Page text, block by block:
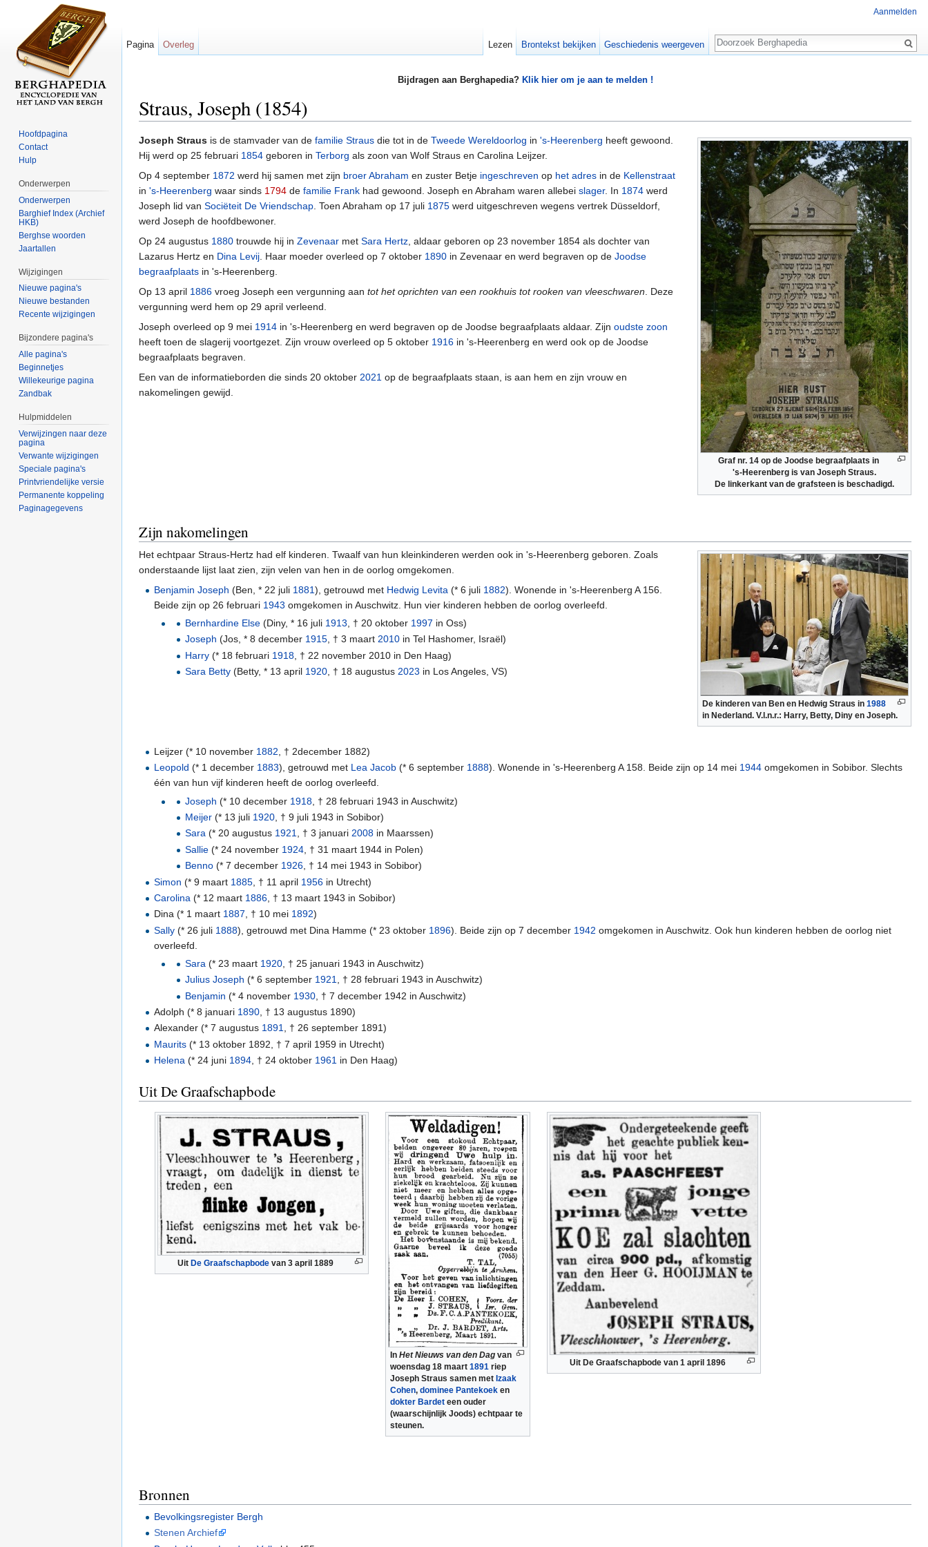
Bijdragen aan Berghapedia? Klik hier om je aan te melden !
Straus, Joseph (1854)
Graf nr. 14 op de Joodse begraafplaats in
's-Heerenberg is van Joseph Straus.
De linkerkant van de grafsteen is beschadigd.
Joseph Straus is de stamvader van de familie Straus die tot in de Tweede Wereldoorlog in 's-Heerenberg heeft gewoond.
Hij werd op 25 februari 1854 geboren in Terborg als zoon van Wolf Straus en Carolina Leijzer.
Op 4 september 1872 werd hij samen met zijn broer Abraham en zuster Betje ingeschreven op het adres in de Kellenstraat
in 's-Heerenberg waar sinds 1794 de familie Frank had gewoond. Joseph en Abraham waren allebei slager. In 1874 werd
Joseph lid van Sociëteit De Vriendschap. Toen Abraham op 17 juli 1875 werd uitgeschreven wegens vertrek Düsseldorf,
werd Joseph de hoofdbewoner.
Op 24 augustus 1880 trouwde hij in Zevenaar met Sara Hertz, aldaar geboren op 23 november 1854 als dochter van
Lazarus Hertz en Dina Levij. Haar moeder overleed op 7 oktober 1890 in Zevenaar en werd begraven op de Joodse
begraafplaats in 's-Heerenberg.
Op 13 april 1886 vroeg Joseph een vergunning aan tot het oprichten van een rookhuis tot rooken van vleeschwaren. Deze
vergunning werd hem op 29 april verleend.
Joseph overleed op 9 mei 1914 in 's-Heerenberg en werd begraven op de Joodse begraafplaats aldaar. Zijn oudste zoon
heeft toen de slagerij voortgezet. Zijn vrouw overleed op 5 oktober 1916 in 's-Heerenberg en werd ook op de Joodse
begraafplaats begraven.
Een van de informatieborden die sinds 20 oktober 2021 op de begraafplaats staan, is aan hem en zijn vrouw en
nakomelingen gewijd.
Zijn nakomelingen
De kinderen van Ben en Hedwig Straus in 1988
in Nederland. V.l.n.r.: Harry, Betty, Diny en Joseph.
Het echtpaar Straus-Hertz had elf kinderen. Twaalf van hun kleinkinderen werden ook in 's-Heerenberg geboren. Zoals
onderstaande lijst laat zien, zijn velen van hen in de oorlog omgekomen.
Benjamin Joseph (Ben, * 22 juli 1881), getrouwd met Hedwig Levita (* 6 juli 1882). Wonende in 's-Heerenberg A 156.
Beide zijn op 26 februari 1943 omgekomen in Auschwitz. Hun vier kinderen hebben de oorlog overleefd.
Bernhardine Else (Diny, * 16 juli 1913 , † 20 oktober 1997 in Oss)
Joseph (Jos, * 8 december 1915 , † 3 maart 2010 in Tel Hashomer, Israël)
Harry (* 18 februari 1918 , † 22 november 2010 in Den Haag)
Sara Betty (Betty, * 13 april 1920 , † 18 augustus 2023 in Los Angeles, VS)
Leijzer (* 10 november 1882 , † 2december 1882)
Leopold (* 1 december 1883), getrouwd met Lea Jacob (* 6 september 1888). Wonende in 's-Heerenberg A 158. Beide zijn op 14 mei 1944 omgekomen in Sobibor. Slechts
één van hun vijf kinderen heeft de oorlog overleefd.
Joseph (* 10 december 1918 , † 28 februari 1943 in Auschwitz)
Meijer (* 13 juli 1920 , † 9 juli 1943 in Sobibor)
Sara (* 20 augustus 1921, † 3 januari2008 in Maarssen)
Sallie (* 24 november 1924 , † 31 maart 1944 in Polen)
Benno (* 7 december 1926 , † 14 mei 1943 in Sobibor)
Simon (* 9 maart 1885 , † 11 april 1956 in Utrecht)
Carolina (* 12 maart 1886 , † 13 maart 1943 in Sobibor)
Dina (* 1 maart 1887, † 10 mei 1892)
Sally (* 26 juli 1888), getrouwd met Dina Hamme (* 23 oktober 1896). Beide zijn op 7 december 1942 omgekomen in Auschwitz. Ook hun kinderen hebben de oorlog niet
overleefd.
Sara (* 23 maart 1920 , † 25 januari 1943 in Auschwitz)
Julius Joseph (* 6 september 1921, † 28 februari 1943 in Auschwitz)
Benjamin (* 4 november 1930 , † 7 december 1942 in Auschwitz)
Adolph (* 8 januari 1890 , † 13 augustus 1890)
Alexander (* 7 augustus 1891, † 26 september 1891)
Maurits (* 13 oktober 1892, † 7 april 1959 in Utrecht)
Helena (* 24 juni 1894, † 24 oktober 1961 in Den Haag)
Uit De Graafschapbode
Uit De Graafschapbode van 3 april 1889
In Het Nieuws van den Dag van
woensdag 18 maart 1891 riep
Joseph Straus samen met Izaak
Cohen, dominee Pantekoek en
dokter Bardet een ouder
(waarschijnlijk Joods) echtpaar te
steunen.
Uit De Graafschapbode van 1 april 1896
Bronnen
Bevolkingsregister Bergh
Stenen Archief
Aanmelden
Pagina Overleg Lezen Brontekst bekijken Geschiedenis weergeven
Zoeken
Hoofdpagina
Contact
Hulp
Onderwerpen
Onderwerpen
Barghief Index (Archief
HKB)
Berghse woorden
Jaartallen
Wijzigingen
Nieuwe pagina's
Nieuwe bestanden
Recente wijzigingen
Bijzondere pagina's
Alle pagina's
Beginnetjes
Willekeurige pagina
Zandbak
Hulpmiddelen
Verwijzingen naar deze
pagina
Verwante wijzigingen
Speciale pagina's
Printvriendelijke versie
Permanente koppeling
Paginagegevens